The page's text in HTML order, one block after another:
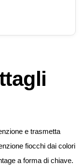
e trasmetta
fiocchi dai colori
a forma di chiave.